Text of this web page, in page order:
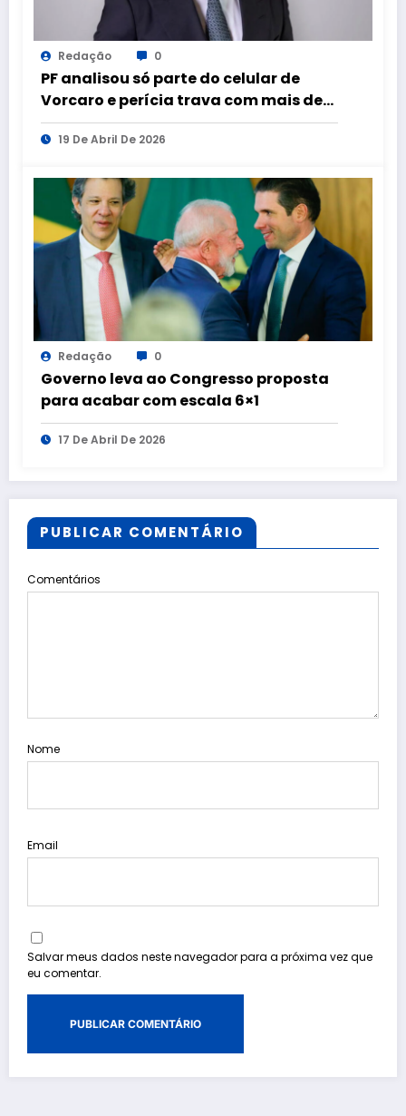
Redação 0
PF analisou só parte do celular de
Vorcaro e perícia trava com mais de
100 aparelhos apreendidos
19 De Abril De 2026
Redação 0
Governo leva ao Congresso proposta
para acabar com escala 6×1
17 De Abril De 2026
PUBLICAR COMENTÁRIO
Comentários
Nome
Email
Salvar meus dados neste navegador para a próxima vez que
eu comentar.